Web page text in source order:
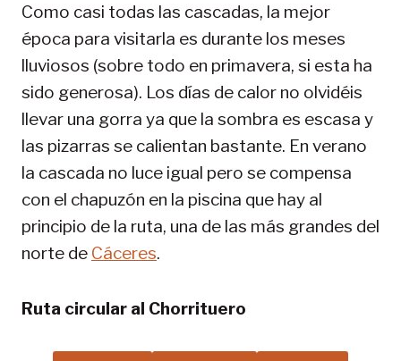
Como casi todas las cascadas, la mejor
época para visitarla es durante los meses
lluviosos (sobre todo en primavera, si esta ha
sido generosa). Los días de calor no olvidéis
llevar una gorra ya que la sombra es escasa y
las pizarras se calientan bastante. En verano
la cascada no luce igual pero se compensa
con el chapuzón en la piscina que hay al
principio de la ruta, una de las más grandes del
norte de Cáceres.
Ruta circular al Chorrituero